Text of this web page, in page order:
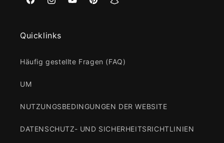
FacebookInstagramYouTubePinterestSnapchat
Quicklinks
Häufig gestellte Fragen (FAQ)
UM
NUTZUNGSBEDINGUNGEN DER WEBSITE
DATENSCHUTZ- UND SICHERHEITSRICHTLINIEN